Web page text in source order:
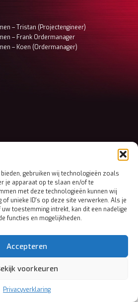
gebruiken wij technologieën zoals
je apparaat op te slaan en/of te
met deze technologieën kunnen wij
unieke ID's op deze site verwerken. Als je
toestemming intrekt, kan dit een nadelige
functies en mogelijkheden.
Accepteren
voorkeuren
Privacyverklaring
CONTACT
– Tristan (Projectengineer)
– Frank Ordermanager
– Koen (Ordermanager)